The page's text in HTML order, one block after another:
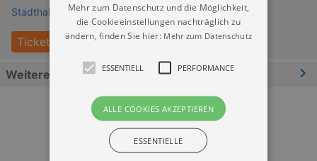
Stadthalle Chemnitz
Tickets
Weitere Informationen
Mehr zum Datenschutz und die Möglichkeit,
die Cookieeinstellungen nachträglich zu
ändern, finden Sie hier: Mehr zum Datenschutz
ESSENTIELL PERFORMANCE
ALLE COOKIES AKZEPTIEREN
ESSENTIELLE